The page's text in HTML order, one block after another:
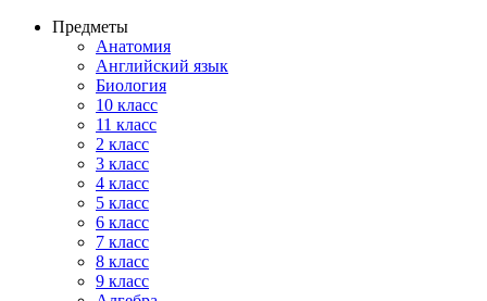
Предметы
Анатомия
Английский язык
Биология
10 класс
11 класс
2 класс
3 класс
4 класс
5 класс
6 класс
7 класс
8 класс
9 класс